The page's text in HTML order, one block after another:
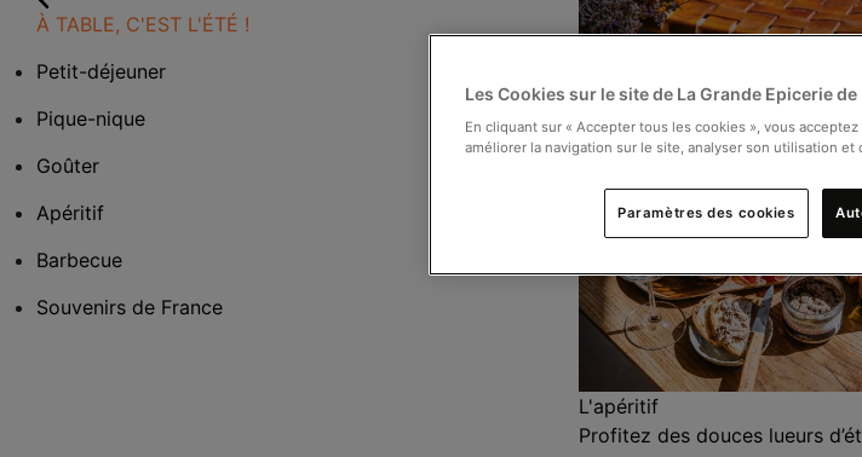
À TABLE, C'EST L'ÉTÉ !
Petit-déjeuner
Pique-nique
Goûter
Apéritif
Barbecue
Souvenirs de France
L'apéritif
Profitez des douces lueurs
Les Cookies sur le site de La Grande Epicerie de
En cliquant sur « Accepter tous les cookies », vous
améliorer la navigation sur le site, analyser son utilisation
Paramètres des cookies